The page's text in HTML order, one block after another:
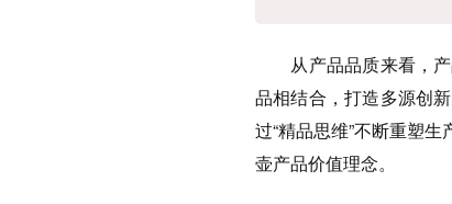
从产品品质来看，产
品相结合，打造多源创
过“精品思维”不断重塑
壶产品价值理念。